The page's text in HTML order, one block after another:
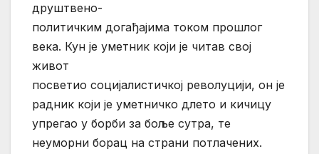
друштвено-
политичким догађајима током прошлог
века. Кун је уметник који је читав свој
живот
посветио социјалистичкој револуцији, он је
радник који је уметничко длето и кичицу
упрегао у борби за боље сутра, те
неуморни борац на страни потлачених.